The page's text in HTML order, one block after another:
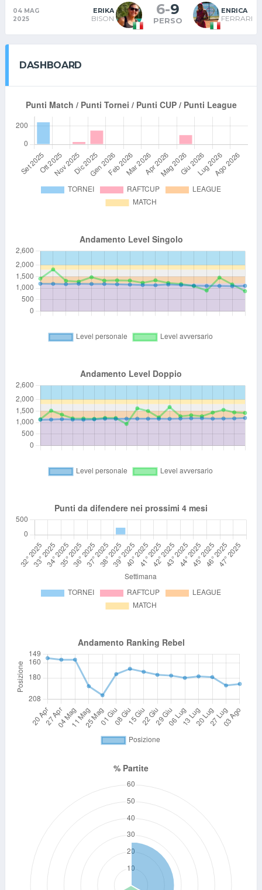
04 MAG
2025
ERIKA
BISON
6-9
PERSO
ENRICA
FERRARI
DASHBOARD